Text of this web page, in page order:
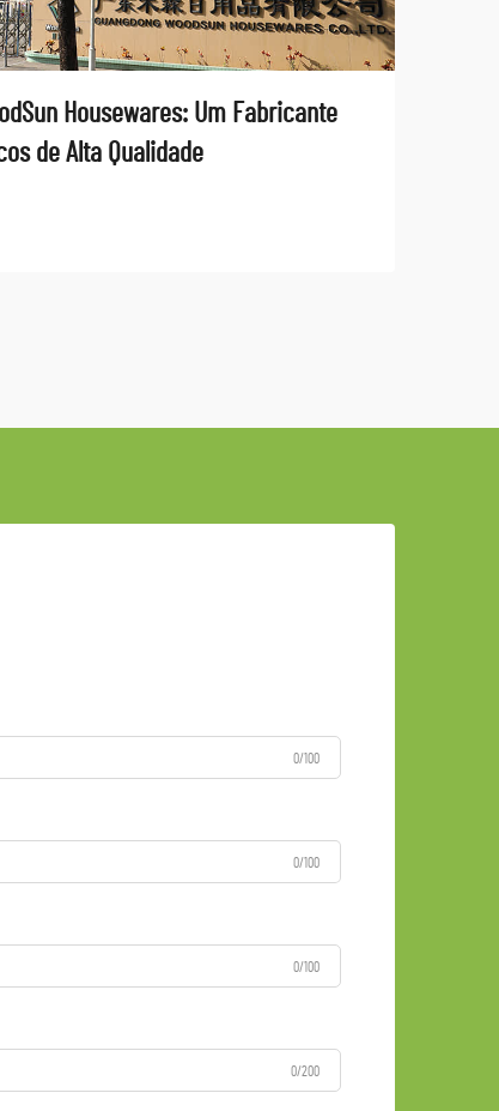
Housewares: Um Fabricante
de Alta Qualidade
0/100
0/100
0/100
0/200